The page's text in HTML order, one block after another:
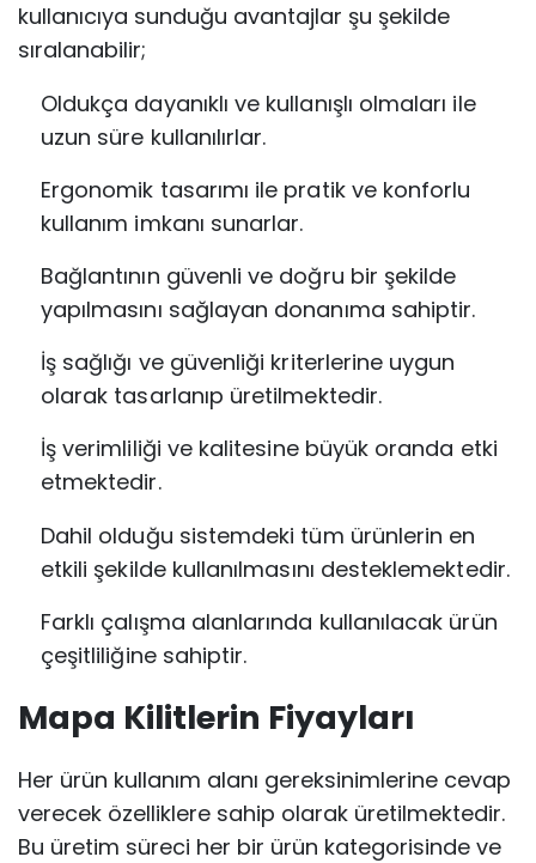
kullanıcıya sunduğu avantajlar şu şekilde
sıralanabilir;
Oldukça dayanıklı ve kullanışlı olmaları ile
uzun süre kullanılırlar.
Ergonomik tasarımı ile pratik ve konforlu
kullanım imkanı sunarlar.
Bağlantının güvenli ve doğru bir şekilde
yapılmasını sağlayan donanıma sahiptir.
İş sağlığı ve güvenliği kriterlerine uygun
olarak tasarlanıp üretilmektedir.
İş verimliliği ve kalitesine büyük oranda etki
etmektedir.
Dahil olduğu sistemdeki tüm ürünlerin en
etkili şekilde kullanılmasını desteklemektedir.
Farklı çalışma alanlarında kullanılacak ürün
çeşitliliğine sahiptir.
Mapa Kilitlerin Fiyayları
Her ürün kullanım alanı gereksinimlerine cevap
verecek özelliklere sahip olarak üretilmektedir.
Bu üretim süreci her bir ürün kategorisinde ve